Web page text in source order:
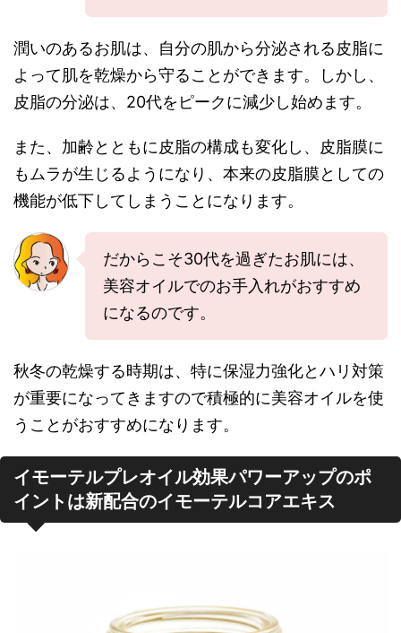
潤いのあるお肌は、自分の肌から分泌される皮脂に
よって肌を乾燥から守ることができます。しかし、
皮脂の分泌は、20代をピークに減少し始めます。
また、加齢とともに皮脂の構成も変化し、皮脂膜に
もムラが生じるようになり、本来の皮脂膜としての
機能が低下してしまうことになります。
だからこそ30代を過ぎたお肌には、
美容オイルでのお手入れがおすすめ
になるのです。
秋冬の乾燥する時期は、特に保湿力強化とハリ対策
が重要になってきますので積極的に美容オイルを使
うことがおすすめになります。
イモーテルプレオイル効果パワーアップのポ
イントは新配合のイモーテルコアエキス